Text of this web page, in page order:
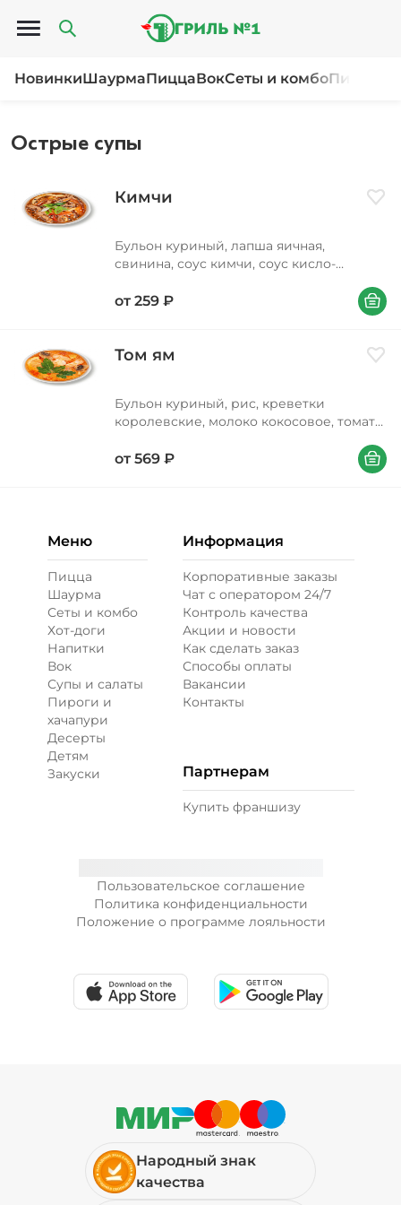
Открыть меню
НовинкиШаурмаПиццаВокСеты и комбоПироги
Острые супы
Кимчи
Бульон куриный, лапша яичная,
свинина, соус кимчи, соус кисло-
лук репчатый, масло подсолнечное, соус
от 259 ₽ В
Том ям
Бульон куриный, рис, креветки
королевские, молоко кокосовое, томаты
для том ям, заправка для риса, соус
шрирача, лимон, масло подсолнечное,
от 569 ₽ В
Пользовательское соглашение
Политика конфиденциальности
Положение о программе лояльности
Меню
Пицца
Шаурма
Сеты и комбо
Хот-доги
Напитки
Вок
Супы и салаты
Пироги и
хачапури
Десерты
Детям
Закуски
Информация
Корпоративные заказы
Чат с оператором 24/7
Контроль качества
Акции и новости
Как сделать заказ
Способы оплаты
Вакансии
Контакты
Партнерам
Купить франшизу
Народный знак
качества